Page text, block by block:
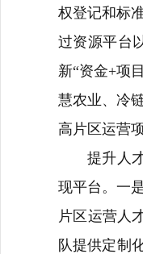
权登记和标
过资源平台
新“资金+项
慧农业、冷
高片区运营
提升人才
现平台。一
片区运营人
队提供定制